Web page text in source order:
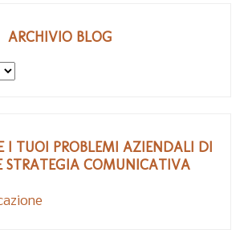
ARCHIVIO BLOG
I TUOI PROBLEMI AZIENDALI DI
STRATEGIA COMUNICATIVA